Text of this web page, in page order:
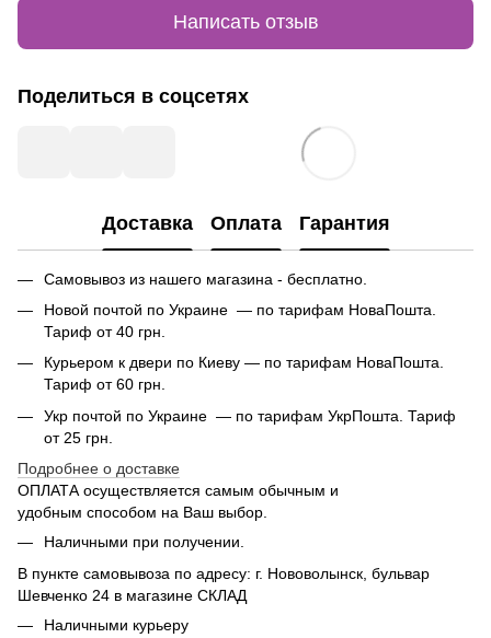
Написать отзыв
Поделиться в соцсетях
Доставка Оплата Гарантия
Самовывоз из нашего магазина - бесплатно.
Новой почтой по Украине — по тарифам НоваПошта.
Тариф от 40 грн.
Курьером к двери по Киеву — по тарифам НоваПошта.
Тариф от 60 грн.
Укр почтой по Украине — по тарифам УкрПошта. Тариф
от 25 грн.
Подробнее о доставке
ОПЛАТА осуществляется самым обычным и
удобным способом на Ваш выбор.
Наличными при получении.
В пункте самовывоза по адресу: г. Нововолынск, бульвар
Шевченко 24 в магазине СКЛАД
Наличными курьеру